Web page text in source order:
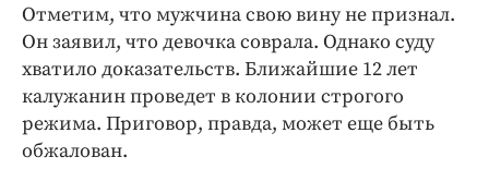
Отметим, что мужчина свою вину не признал.
Он заявил, что девочка соврала. Однако суду
хватило доказательств. Ближайшие 12 лет
калужанин проведет в колонии строгого
режима. Приговор, правда, может еще быть
обжалован.